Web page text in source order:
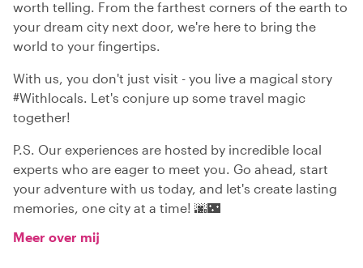
worth telling. From the farthest corners of the earth to
your dream city next door, we're here to bring the
world to your fingertips.
With us, you don't just visit - you live a magical story
#Withlocals. Let's conjure up some travel magic
together!
P.S. Our experiences are hosted by incredible local
experts who are eager to meet you. Go ahead, start
your adventure with us today, and let's create lasting
memories, one city at a time! 🌆🌃
Meer over mij